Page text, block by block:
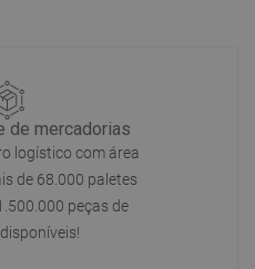
de mercadorias
logístico com área
de 68.000 paletes
peças de